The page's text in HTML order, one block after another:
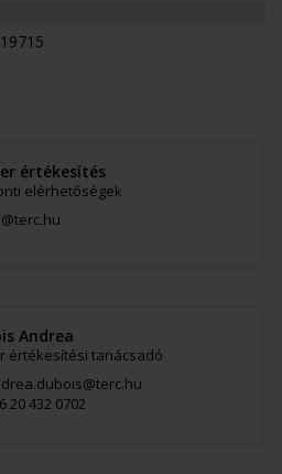
értékesítés
elérhetőségek
Andrea
értékesítési tanácsadó
20 432 0702